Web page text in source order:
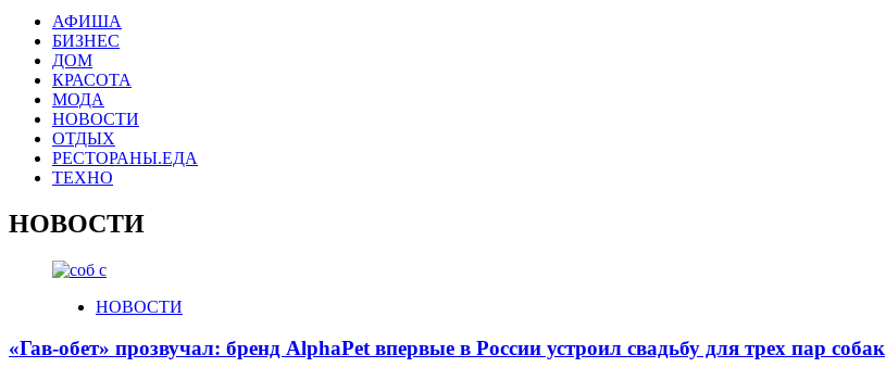
АФИША
БИЗНЕС
ДОМ
КРАСОТА
МОДА
НОВОСТИ
ОТДЫХ
РЕСТОРАНЫ.ЕДА
ТЕХНО
НОВОСТИ
НОВОСТИ
«Гав-обет» прозвучал: бренд AlphaPet впервые в России устроил свадьбу для трех пар собак